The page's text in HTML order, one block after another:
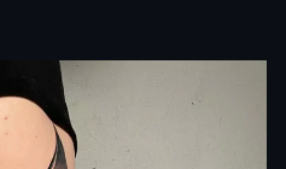
Bes o l’Occhio di Horus
incarnando temi di
definizione;